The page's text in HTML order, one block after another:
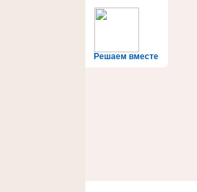
Решаем вместе